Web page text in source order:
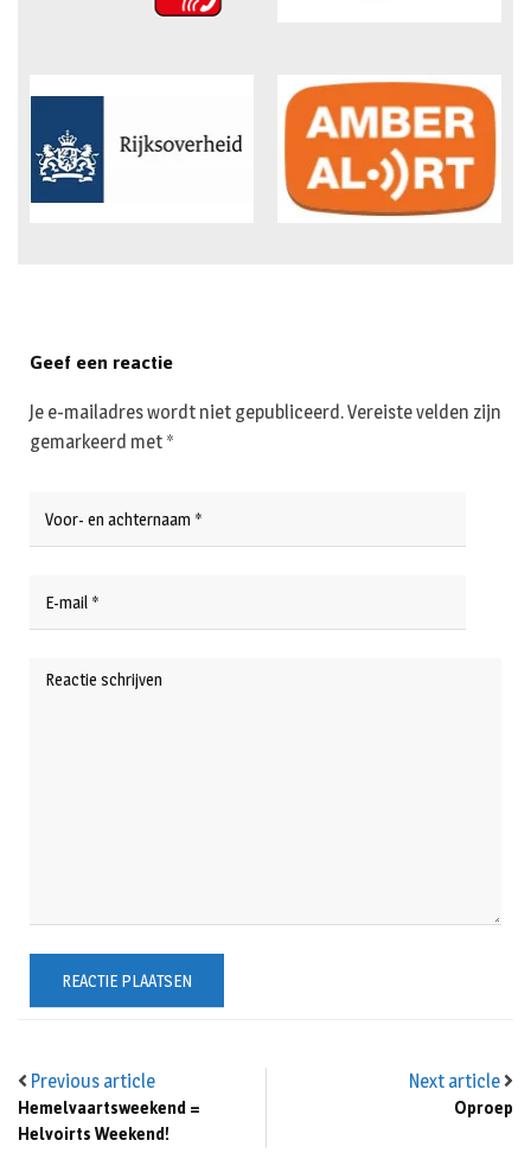
Previous article
Hemelvaartsweekend =
Helvoirts Weekend!
Next article
Oproep
Geef een reactie
Je e-mailadres wordt niet gepubliceerd.Vereiste velden zijn
gemarkeerd met *